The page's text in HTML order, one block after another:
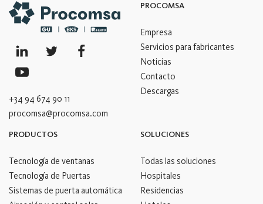
+34 94 674 90 11
procomsa@procomsa.com
PROCOMSA
Empresa
Servicios para fabricantes
Noticias
Contacto
Descargas
PRODUCTOS
Tecnología de ventanas
Tecnología de Puertas
Sistemas de puerta automática
SOLUCIONES
Todas las soluciones
Hospitales
Residencias